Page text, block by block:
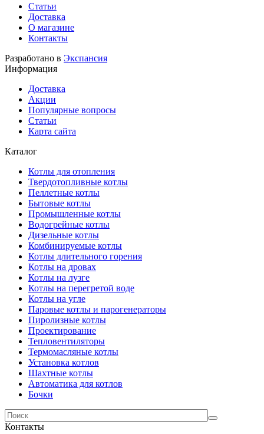
Статьи
Доставка
О магазине
Контакты
Разработано в Экспансия
Информация
Доставка
Акции
Популярные вопросы
Статьи
Карта сайта
Каталог
Котлы для отопления
Твердотопливные котлы
Пеллетные котлы
Бытовые котлы
Промышленные котлы
Водогрейные котлы
Дизельные котлы
Комбинируемые котлы
Котлы длительного горения
Котлы на дровах
Котлы на лузге
Котлы на перегретой воде
Котлы на угле
Паровые котлы и парогенераторы
Пиролизные котлы
Проектирование
Тепловентиляторы
Термомасляные котлы
Установка котлов
Шахтные котлы
Автоматика для котлов
Бочки
Контакты